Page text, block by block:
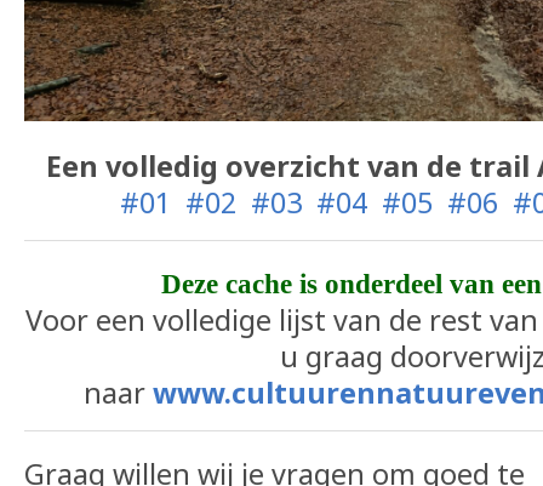
Een volledig overzicht van de trail
#01 #02 #03 #04 #05 #06
Deze cache is onderdeel van
Voor een volledige lijst van de rest
u graag
naar
Graag willen wij je vragen om goed te